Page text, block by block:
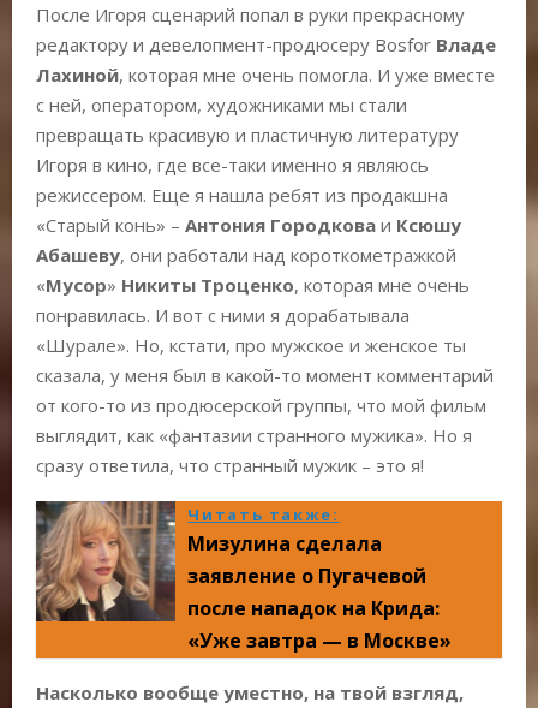
После Игоря сценарий попал в руки прекрасному
редактору и девелопмент-продюсеру Bosfor Владе
Лахиной, которая мне очень помогла. И уже вместе
с ней, оператором, художниками мы стали
превращать красивую и пластичную литературу
Игоря в кино, где все-таки именно я являюсь
режиссером. Еще я нашла ребят из продакшна
«Старый конь» – Антония Городкова и Ксюшу
Абашеву, они работали над короткометражкой
«Мусор» Никиты Троценко, которая мне очень
понравилась. И вот с ними я дорабатывала
«Шурале». Но, кстати, про мужское и женское ты
сказала, у меня был в какой-то момент комментарий
от кого-то из продюсерской группы, что мой фильм
выглядит, как «фантазии странного мужика». Но я
сразу ответила, что странный мужик – это я!
Читать также:
Мизулина сделала
заявление о Пугачевой
после нападок на Крида:
«Уже завтра — в Москве»
Насколько вообще уместно, на твой взгляд,